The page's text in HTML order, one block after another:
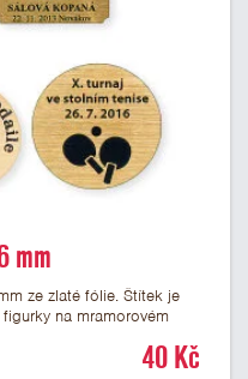
mm
ze zlaté fólie. Štítek je
na mramorovém
3 řádky, aby byla
40 Kč